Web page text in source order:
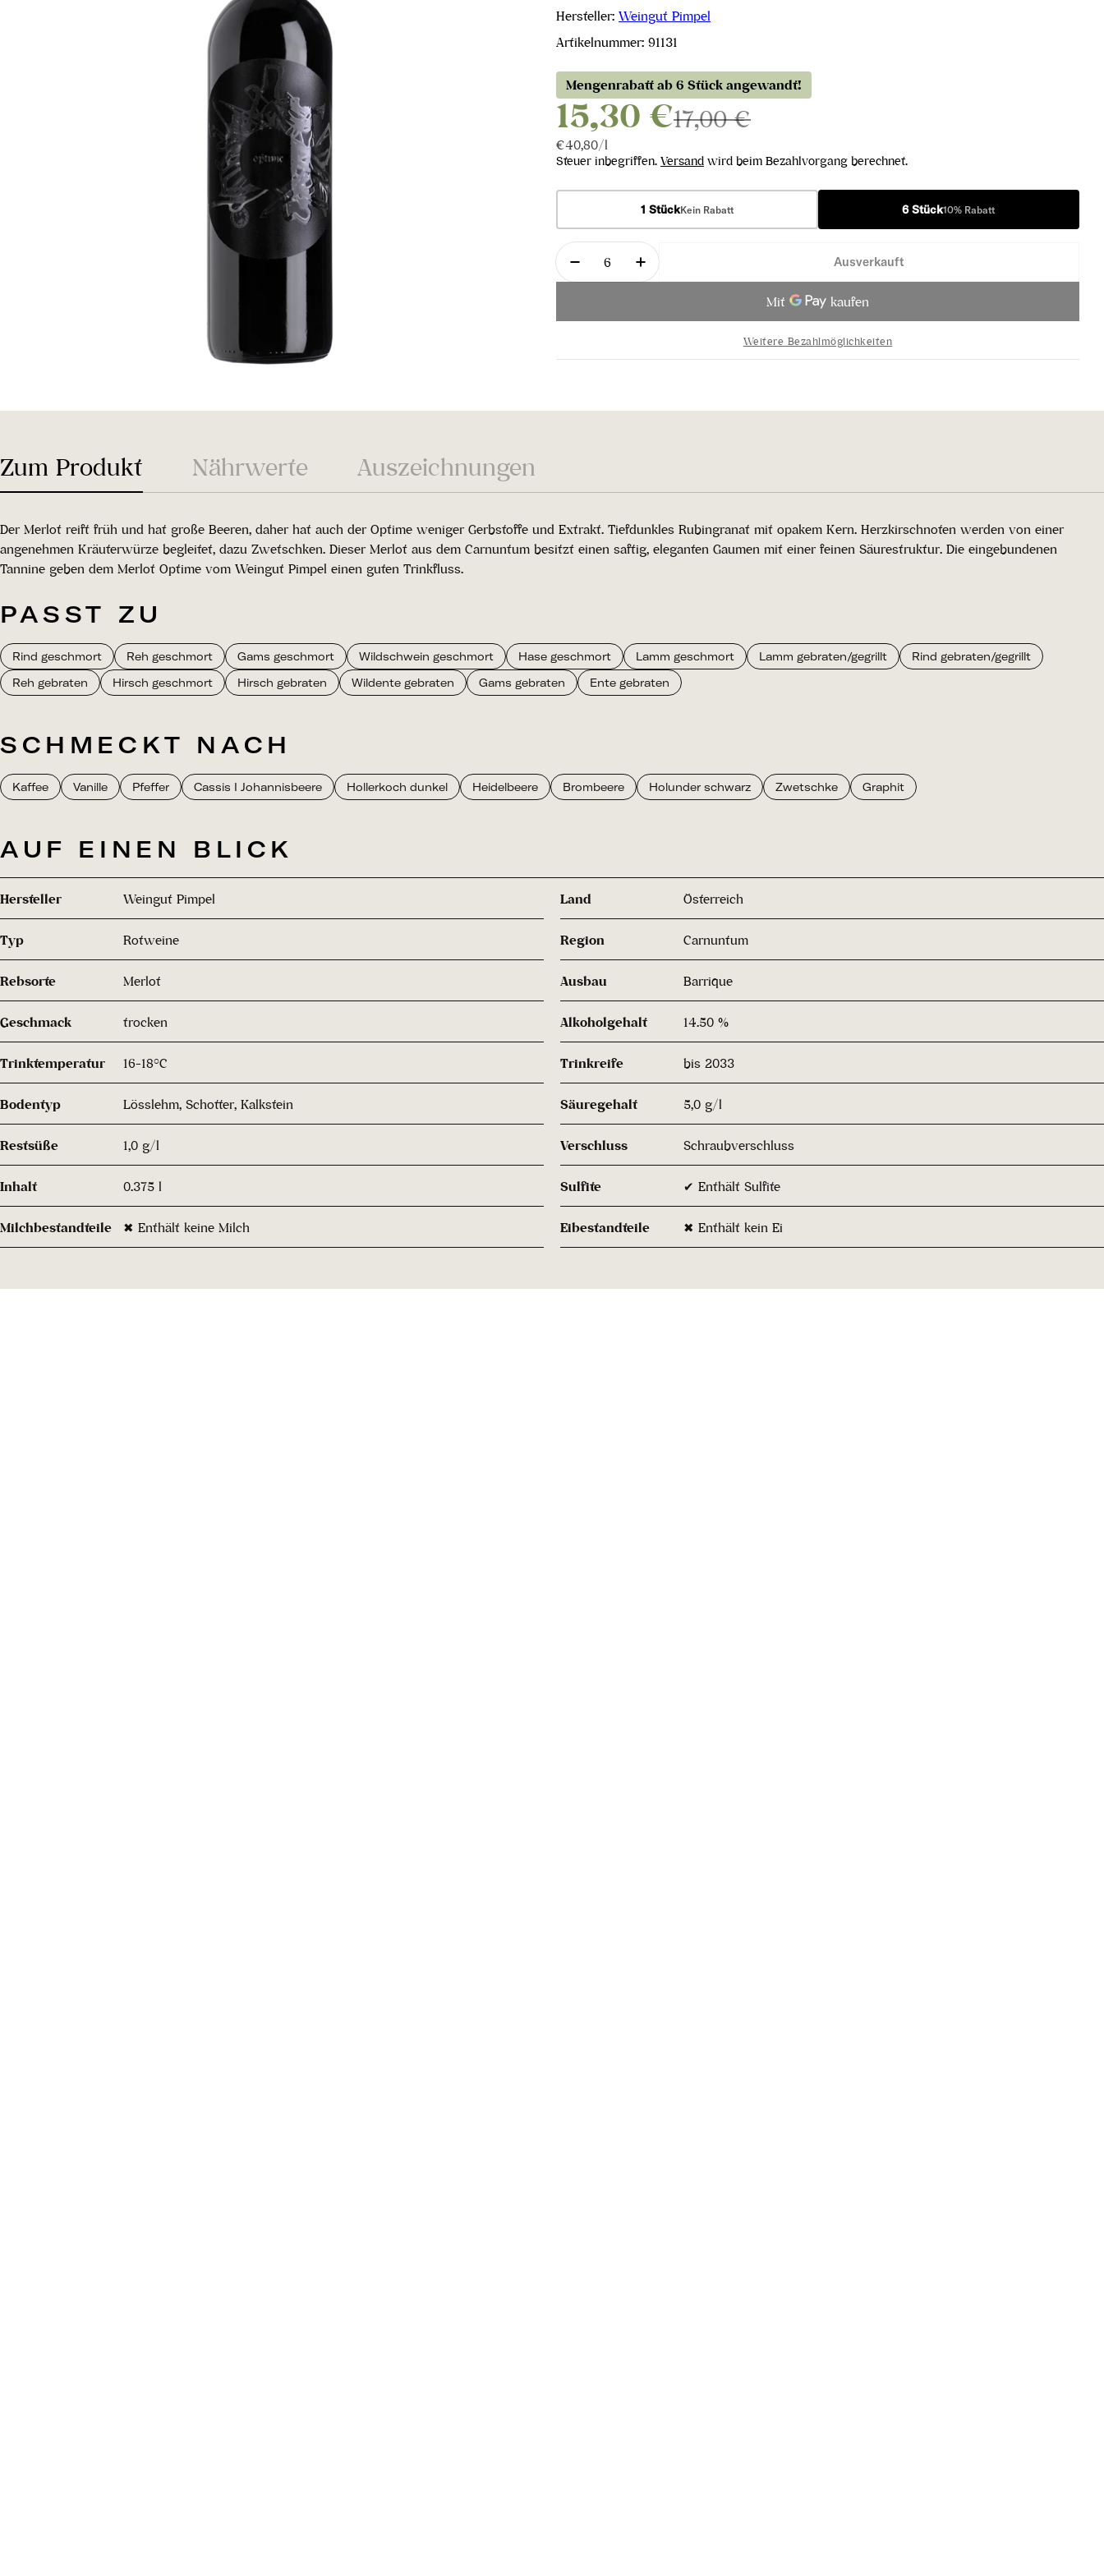
Hersteller: Weingut Pimpel
Artikelnummer: 91131
Mengenrabatt ab 6 Stück angewandt!
15,30 €17,00 €
Stückpreis
€40,80/pro
l
Steuer inbegriffen. Versand wird beim Bezahlvorgang berechnet.
1 StückKein Rabatt 6 Stück10% Rabatt
Menge
Menge für Merlot Optime 2022 verringern
Menge für Merlot Optime 2022 erhöhen
Ausverkauft
Weitere Bezahlmöglichkeiten
Zum Produkt Nährwerte Auszeichnungen
Der Merlot reift früh und hat große Beeren, daher hat auch der Optime weniger Gerbstoffe und Extrakt. Tiefdunkles Rubingranat mit opakem Kern. Herzkirschnoten werden von einer
angenehmen Kräuterwürze begleitet, dazu Zwetschken. Dieser Merlot aus dem Carnuntum besitzt einen saftig, eleganten Gaumen mit einer feinen Säurestruktur. Die eingebundenen
Tannine geben dem Merlot Optime vom Weingut Pimpel einen guten Trinkfluss.
PASST ZU
Rind geschmort Reh geschmort Gams geschmort Wildschwein geschmort Hase geschmort Lamm geschmort Lamm gebraten/gegrillt
Rind gebraten/gegrillt
Reh gebraten
Hirsch geschmort Hirsch gebraten Wildente gebraten Gams gebraten Ente gebraten
SCHMECKT NACH
Kaffee Vanille Pfeffer Cassis I Johannisbeere Hollerkoch dunkel Heidelbeere Brombeere Holunder schwarz Zwetschke Graphit
AUF EINEN BLICK
Hersteller Weingut Pimpel Land Österreich
Typ Rotweine Region Carnuntum
Rebsorte Merlot Ausbau Barrique
Geschmack trocken Alkoholgehalt 14.50 %
Trinktemperatur 16-18°C Trinkreife bis 2033
Bodentyp Lösslehm, Schotter, Kalkstein Säuregehalt 5,0 g/l
Restsüße 1,0 g/l Verschluss Schraubverschluss
Inhalt 0.375 l Sulfite ✔ Enthält Sulfite
Milchbestandteile ✖ Enthält keine Milch Eibestandteile ✖ Enthält kein Ei